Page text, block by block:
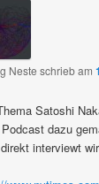
Neste schriebam
Satoshi
dazu
interviewt